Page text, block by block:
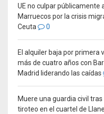
UE no culpar públicamente
Marruecos por la crisis
Ceuta
0
El alquiler baja por primera
más de cuatro años con
Madrid liderando las caídas
Muere una guardia civil tras
tiroteo en el cuartel de